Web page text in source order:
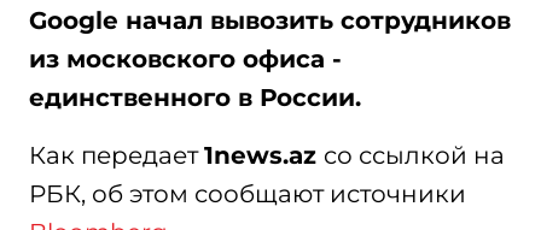
Google начал вывозить сотрудников
из московского офиса -
единственного в России.
Как передает1news.az cо ссылкой на
РБК, об этом сообщают источники